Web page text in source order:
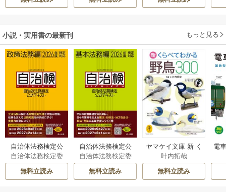
小説・実用書の最新刊 もっと見る
自治体法務検定公
式テキスト 政策
法務編 ２０２６
年度検定対応 1巻
自治体法務検定委
員会
無料立読み
自治体法務検定公
式テキスト 基本
法務編 ２０２６
年度検定対応 1巻
自治体法務検定委
員会
無料立読み
ヤマケイ文庫 新 く
らべてわかる野鳥3
00 1巻
叶内拓哉
無料立読み
電